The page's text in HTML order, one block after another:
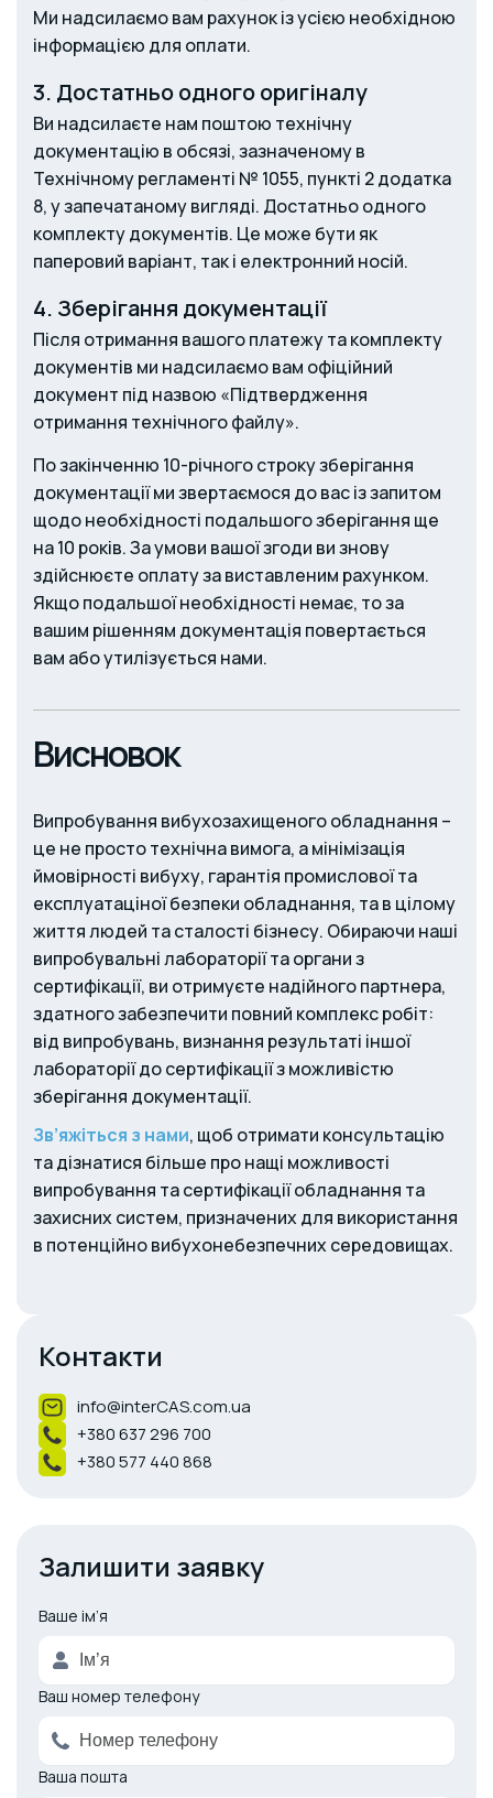
Ми надсилаємо вам рахунок із усією необхідною
інформацією для оплати.
3. Достатньо одного оригіналу
Ви надсилаєте нам поштою технічну
документацію в обсязі, зазначеному в
Технічному регламенті № 1055, пункті 2 додатка
8, у запечатаному вигляді. Достатньо одного
комплекту документів. Це може бути як
паперовий варіант, так і електронний носій.
4. Зберігання документації
Після отримання вашого платежу та комплекту
документів ми надсилаємо вам офіційний
документ під назвою «Підтвердження
отримання технічного файлу».
По закінченню 10-річного строку зберігання
документації ми звертаємося до вас із запитом
щодо необхідності подальшого зберігання ще
на 10 років. За умови вашої згоди ви знову
здійснюєте оплату за виставленим рахунком.
Якщо подальшої необхідності немає, то за
вашим рішенням документація повертається
вам або утилізується нами.
Висновок
Випробування вибухозахищеного обладнання –
це не просто технічна вимога, а мінімізація
ймовірності вибуху, гарантія промислової та
експлуатаціної безпеки обладнання, та в цілому
життя людей та сталості бізнесу. Обираючи наші
випробувальні лабораторії та органи з
сертифікації, ви отримуєте надійного партнера,
здатного забезпечити повний комплекс робіт:
від випробувань, визнання результаті іншої
лабораторії до сертифікації з можливістю
зберігання документації.
Зв’яжіться з нами, щоб отримати консультацію
та дізнатися більше про нащі можливості
випробування та сертифікації обладнання та
захисних систем, призначених для використання
в потенційно вибухонебезпечних середовищах.
Контакти
info@interCAS.com.ua
+380 637 296 700
+380 577 440 868
Залишити заявку
Ваше ім’я
Ваш номер телефону
Ваша пошта
A
e
r
a
t